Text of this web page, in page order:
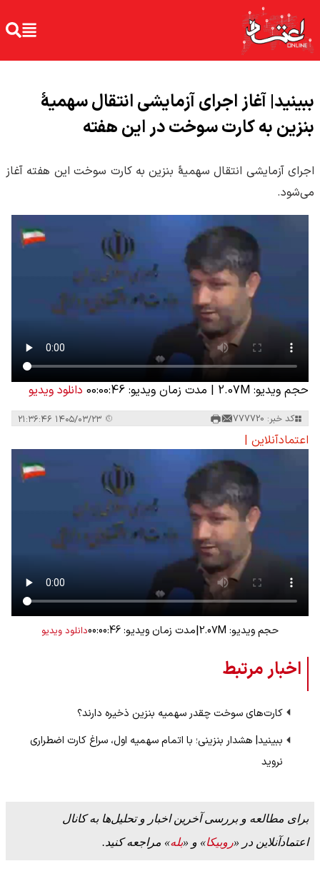
ببینید| آغاز اجرای آزمایشی انتقال سهمیهٔ
بنزین به کارت سوخت در این هفته
اجرای آزمایشی انتقال سهمیهٔ بنزین به کارت سوخت این هفته آغاز
می‌شود.
حجم ویدیو: 2.07M | مدت زمان ویدیو: 00:00:46 دانلود ویدیو
کد خبر: 777720
اعتمادآنلاین |
حجم ویدیو: 2.07M |مدت زمان ویدیو: 00:00:46 دانلود ویدیو
اخبار مرتبط
کارت‌های سوخت چقدر سهمیه بنزین ذخیره دارند؟
ببینید| هشدار بنزینی؛ با اتمام سهمیه اول، سراغ کارت اضطراری
نروید
برای مطالعه و بررسی آخرین اخبار و تحلیل‌ها به کانال
اعتمادآنلاین در «روبیکا» و «بله» مراجعه کنید.